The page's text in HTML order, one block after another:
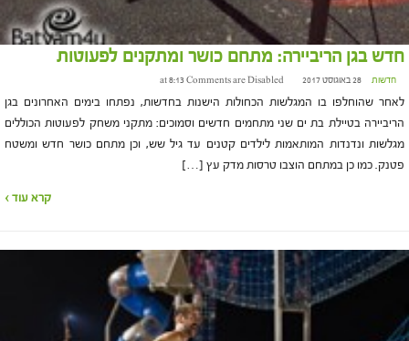
חדש בגן הריביירה: מתחם כושר ומתקנים לפעוטות
חדשות 28 באוגוסט 2017 at 8:13 Comments are Disabled
לאחר שהוחלפו בו המגלשות הכחולות הישנות בחדשות, נפתחו בימים האחרונים בגן
הריביירה בטיילת בת ים שני מתחמים חדשים וסמוכים: מתקני משחק לפעוטות הכוללים
מגלשות ונדנדות המותאמות לילדים קטנים עד גיל שש, וכן מתחם כושר חדש ומשטח
פטנק. כמו כן במתחם הוצבו טרסות מדק עץ […]
קרא עוד ›